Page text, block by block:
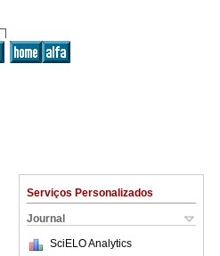
Serviços Personalizados
Journal
SciELO Analytics